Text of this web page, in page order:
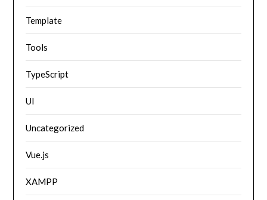
Template
Tools
TypeScript
UI
Uncategorized
Vue.js
XAMPP